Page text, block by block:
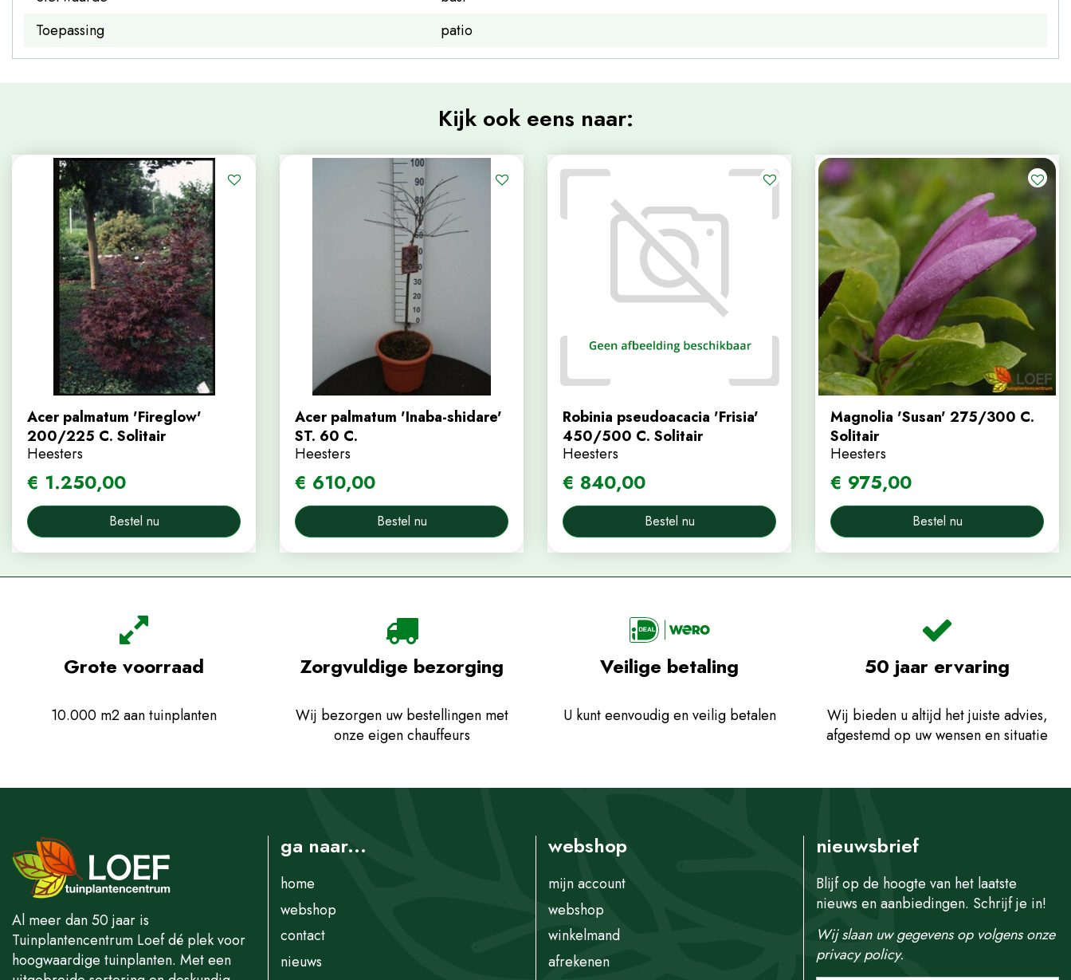
Toepassing
patio
Kijk ook eens naar:
Acer palmatum 'Fireglow'
200/225 C. Solitair
Heesters
€ 1.250,00
Bestel nu
Acer palmatum 'Inaba-shidare'
ST. 60 C.
Heesters
€ 610,00
Bestel nu
Robinia pseudoacacia 'Frisia'
450/500 C. Solitair
Heesters
€ 840,00
Bestel nu
Magnolia 'Susan' 275/300 C.
Solitair
Heesters
€ 975,00
Bestel nu
Grote voorraad
10.000 m2 aan tuinplanten
Zorgvuldige bezorging
Wij bezorgen uw bestellingen met
onze eigen chauffeurs
Veilige betaling
U kunt eenvoudig en veilig betalen
50 jaar ervaring
Wij bieden u altijd het juiste advies,
afgestemd op uw wensen en situatie
Al meer dan 50 jaar is
Tuinplantencentrum Loef dé plek voor
hoogwaardige tuinplanten. Met een
ga naar...
home
webshop
contact
nieuws
webshop
mijn account
webshop
winkelmand
afrekenen
nieuwsbrief
Blijf op de hoogte van het laatste
nieuws en aanbiedingen. Schrijf je in!
Wij slaan uw gegevens op volgens onze
privacy policy.